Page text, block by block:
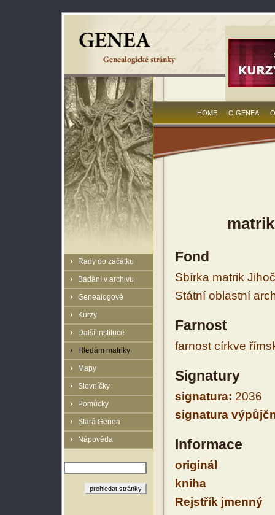
Rady do začátku
Bádání v archivu
Genealogové
Kurzy
Další instituce
Hledám matriky
Mapy
Slovníčky
Pomůcky
Stará Genea
Nápověda
HOME O GENEA
Fond
Sbírka matrik
Státní oblastní
Farnost
farnost církve
Signatury
signatura: 2036
signatura
Informace
originál
kniha
Rejstřík jmenný